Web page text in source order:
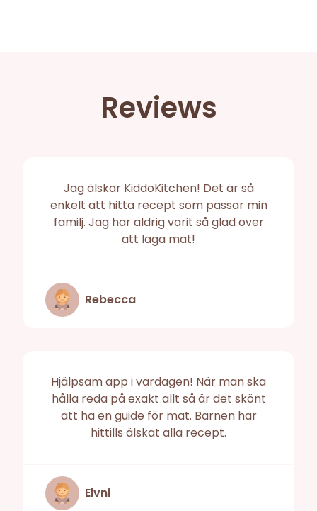
Reviews
Jag älskar KiddoKitchen! Det är så
enkelt att hitta recept som passar min
familj. Jag har aldrig varit så glad över
att laga mat!
Rebecca
Hjälpsam app i vardagen! När man ska
hålla reda på exakt allt så är det skönt
att ha en guide för mat. Barnen har
hittills älskat alla recept.
Elvni